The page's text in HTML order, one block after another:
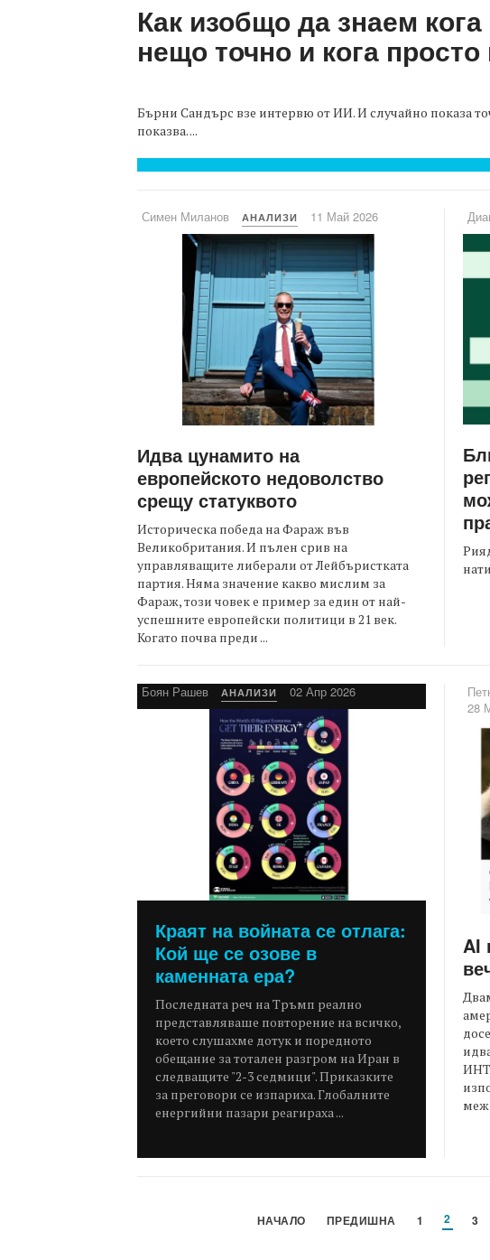
Как изобщо да знаем
нещо точно и кога
Бърни Сандърс взе интервю от ИИ. И случайно показа
показва. ...
Симен Миланов АНАЛИЗИ 11 Май 2026
Идва цунамито на
европейското недоволство
срещу статуквото
Историческа победа на Фараж във
Великобритания. И пълен срив на
управляващите либерали от Лейбъристката
партия. Няма значение какво мислим за
Фараж, този човек е пример за един от най-
успешните европейски политици в 21 век.
Когато почва преди ...
Боян Рашев АНАЛИЗИ 02 Апр 2026
Краят на войната се отлага:
Кой ще се озове в
каменната ера?
Последната реч на Тръмп реално
представляваше повторение на всичко,
което слушахме дотук и поредното
обещание за тотален разгром на Иран в
следващите "2-3 седмици". Приказките
за преговори се изпариха. Глобалните
енергийни пазари реагираха ...
28
AI
НАЧАЛО ПРЕДИШНА 1 2 3